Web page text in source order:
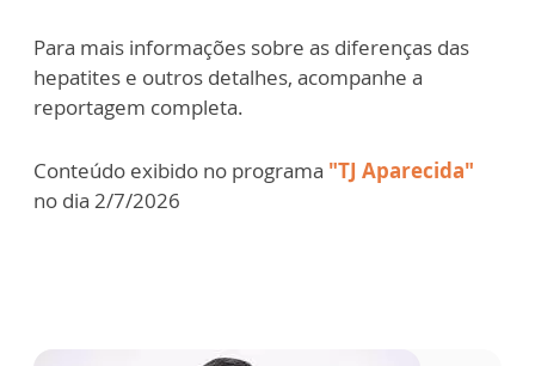
Para mais informações sobre as diferenças das
hepatites e outros detalhes, acompanhe a
reportagem completa.
Conteúdo exibido no programa "TJ Aparecida"
no dia 2/7/2026